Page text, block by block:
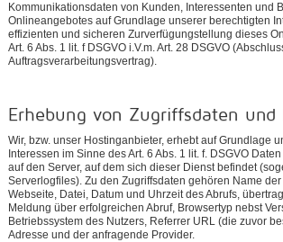
Kommunikationsdaten von Kunden, Interessenten und
Onlineangebotes auf Grundlage unserer berechtigten
effizienten und sicheren Zurverfügungstellung dieses
Art. 6 Abs. 1 lit. f DSGVO i.V.m. Art. 28 DSGVO
Auftragsverarbeitungsvertrag).
Erhebung von Zugriffsdaten und
Wir, bzw. unser Hostinganbieter, erhebt auf Grundlage
Interessen im Sinne des Art. 6 Abs. 1 lit. f. DSGVO
auf den Server, auf dem sich dieser Dienst befindet
Serverlogfiles). Zu den Zugriffsdaten gehören Name
Webseite, Datei, Datum und Uhrzeit des Abrufs,
Meldung über erfolgreichen Abruf, Browsertyp nebst
Betriebssystem des Nutzers, Referrer URL (die zuvor
Adresse und der anfragende Provider.